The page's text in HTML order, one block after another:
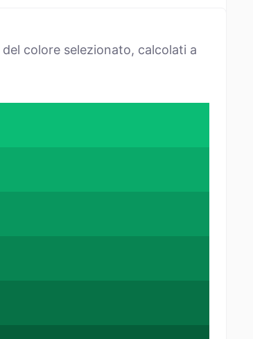
colore selezionato, calcolati a